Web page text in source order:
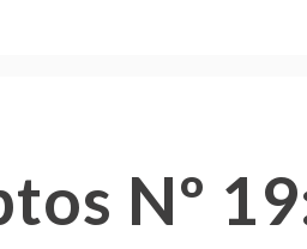
Nº